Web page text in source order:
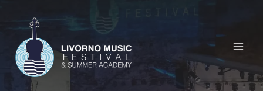
contenuto